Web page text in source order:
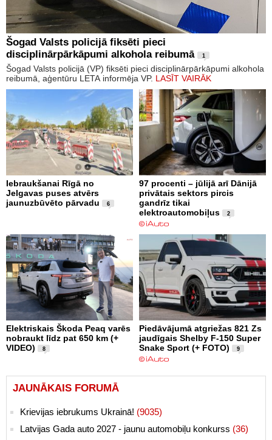
Šogad Valsts policijā fiksēti pieci
disciplinārpārkāpumi alkohola reibumā
1
Šogad Valsts policijā (VP) fiksēti pieci disciplinārpārkāpumi alkohola
reibumā, aģentūru LETA informēja VP. LASĪT VAIRĀK
Iebraukšanai Rīgā no
Jelgavas puses atvērs
jaunuzbūvēto pārvadu
6
97 procenti – jūlijā arī Dānijā
privātais sektors pircis
gandrīz tikai
elektroautomobiļus
2
Elektriskais Škoda Peaq varēs
nobraukt līdz pat 650 km (+
VIDEO)
8
Piedāvājumā atgriežas 821 Zs
jaudīgais Shelby F-150 Super
Snake Sport (+ FOTO)
9
JAUNĀKAIS FORUMĀ
Krievijas iebrukums Ukrainā! (9035)
Latvijas Gada auto 2027 - jaunu automobiļu konkurss (36)